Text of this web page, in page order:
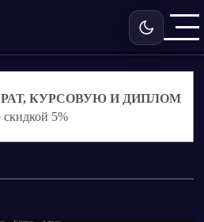
Включить
КУРСОВУЮ И ДИПЛОМ
5%